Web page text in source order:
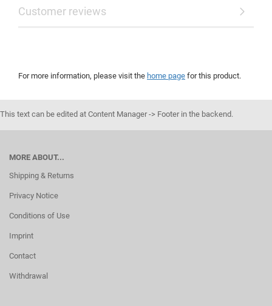
Customer reviews
For more information, please visit the home page for this product.
This text can be edited at Content Manager -> Footer in the backend.
MORE ABOUT...
Shipping & Returns
Privacy Notice
Conditions of Use
Imprint
Contact
Withdrawal